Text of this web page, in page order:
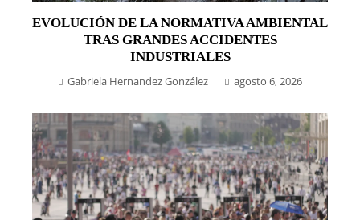
EVOLUCIÓN DE LA NORMATIVA AMBIENTAL
TRAS GRANDES ACCIDENTES
INDUSTRIALES
Gabriela Hernandez González agosto 6, 2026